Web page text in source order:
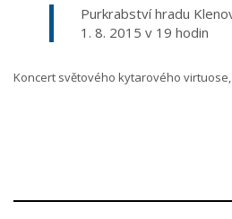
Purkrabství hradu
1. 8. 2015 v 19 hodin
Koncert světového kytarového